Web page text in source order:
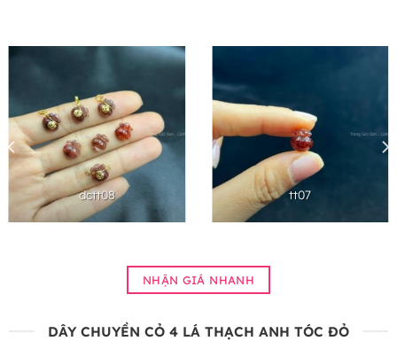
dctt08 tt07
NHẬN GIÁ NHANH
DÂY CHUYỀN CỎ 4 LÁ THẠCH ANH TÓC ĐỎ